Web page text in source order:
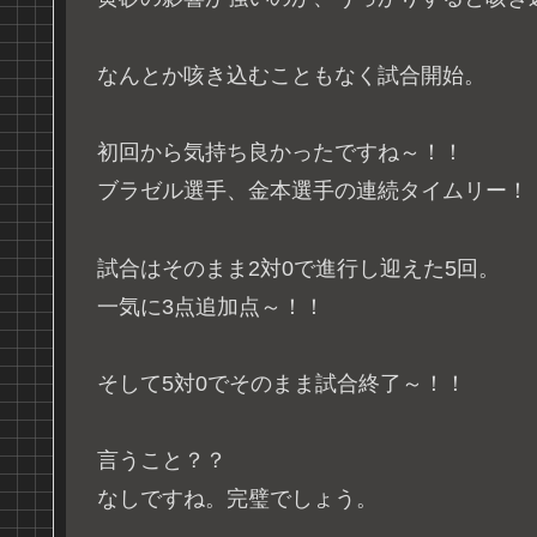
なんとか咳き込むこともなく試合開始。
初回から気持ち良かったですね～！！
ブラゼル選手、金本選手の連続タイムリー！
試合はそのまま2対0で進行し迎えた5回。
一気に3点追加点～！！
そして5対0でそのまま試合終了～！！
言うこと？？
なしですね。完璧でしょう。